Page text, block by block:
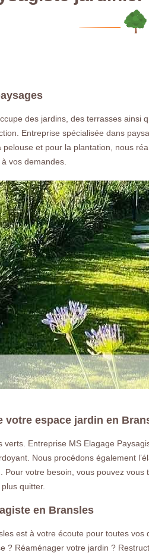
LA
Paysagiste et
faire un devis
des jardins, des terrasses
Entreprise spécialisée dans
et pour la plantation, nous
vos demandes.
votre espace jardin en
Entreprise MS Elagage
Nous procédons également
Pour votre besoin, vous pouvez
quitter.
en Bransles
est à votre écoute pour toutes
? Réaménager votre jardin ?